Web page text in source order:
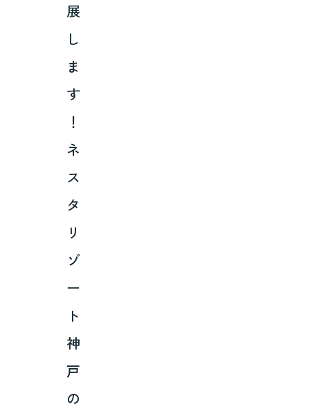
展
し
ま
す
！
ネ
ス
タ
リ
ゾ
ー
ト
神
戸
の